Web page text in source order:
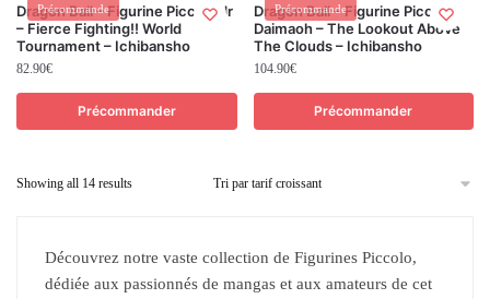
Précommande
Dragon Ball – Figurine Piccolo Jr
– Fierce Fighting!! World
Tournament – Ichibansho
82.90€
Précommander
Précommande
Dragon Ball – Figurine Piccolo
Daimaoh – The Lookout Above
The Clouds – Ichibansho
104.90€
Précommander
Showing all 14 results
Découvrez notre vaste collection de Figurines Piccolo,
dédiée aux passionnés de mangas et aux amateurs de cet